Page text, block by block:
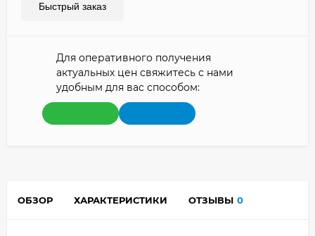
Быстрый заказ
Для оперативного получения
актуальных цен свяжитесь с нами
удобным для вас способом:
ОБЗОР ХАРАКТЕРИСТИКИ ОТЗЫВЫ 0